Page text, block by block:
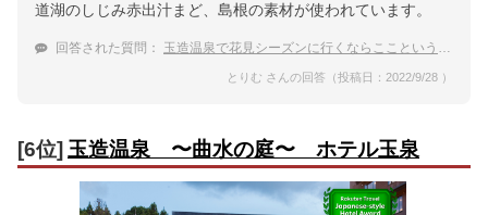
道湖のしじみ赤出汁まど、島根の素材が使われています。
回答された質問： 玉造温泉で花見シーズンに行くならここという宿を教えて！
とりむ さんの回答（投稿日：2022/9/28 ）
[6位] 玉造温泉 〜曲水の庭〜 ホテル玉泉